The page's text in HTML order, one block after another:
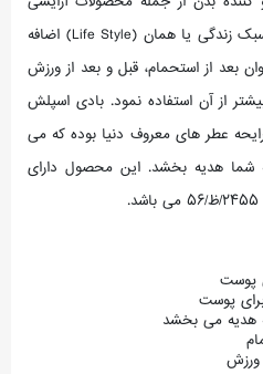
بهداشتی بوده که این روز ها به سبک زندگی یا همان (Life Style) اضافه
بعد از استحمام، قبل و بعد از ورزش
از آن استفاده نمود. بادی اسپلش
عطر های معروف دنیا بوده که می
شما هدیه بخشد. این محصول دارای
پوست
پوست
هدیه می بخشد
ورزش